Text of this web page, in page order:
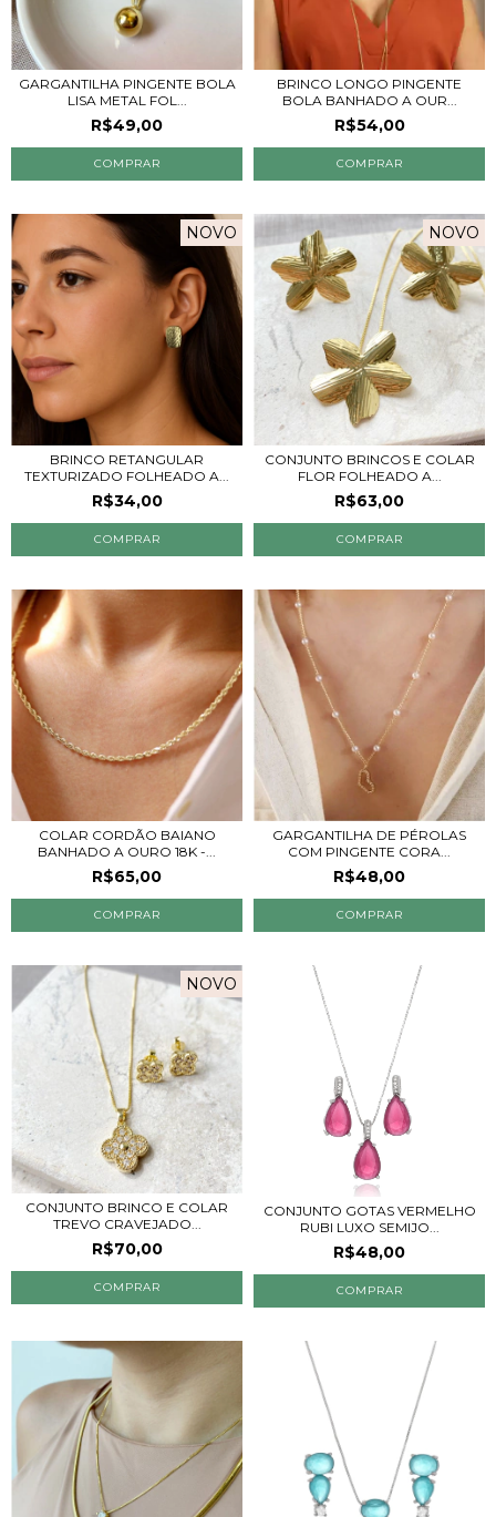
GARGANTILHA PINGENTE BOLA
LISA METAL FOL...
R$49,00
BRINCO LONGO PINGENTE
BOLA BANHADO A OUR...
R$54,00
NOVO
BRINCO RETANGULAR
TEXTURIZADO FOLHEADO A...
R$34,00
NOVO
CONJUNTO BRINCOS E COLAR
FLOR FOLHEADO A...
R$63,00
COLAR CORDÃO BAIANO
BANHADO A OURO 18K -...
R$65,00
COMPRAR
GARGANTILHA DE PÉROLAS
COM PINGENTE CORA...
R$48,00
NOVO
CONJUNTO BRINCO E COLAR
TREVO CRAVEJADO...
R$70,00
CONJUNTO GOTAS VERMELHO
RUBI LUXO SEMIJO...
R$48,00